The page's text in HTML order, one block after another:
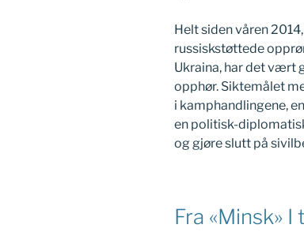
Helt siden våren
russiskstøttede
Ukraina, har det vært
opphør. Siktemålet
i kamphandlingene,
en politisk-
og gjøre slutt på
Fra «Minsk» I